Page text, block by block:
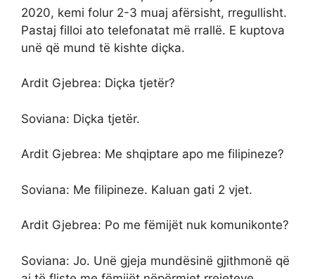
2020, kemi folur 2-3 muaj afërsisht, rregullisht.
Pastaj filloi ato telefonatat më rrallë. E kuptova
unë që mund të kishte diçka.
Ardit Gjebrea: Diçka tjetër?
Soviana: Diçka tjetër.
Ardit Gjebrea: Me shqiptare apo me filipineze?
Soviana: Me filipineze. Kaluan gati 2 vjet.
Ardit Gjebrea: Po me fëmijët nuk komunikonte?
Soviana: Jo. Unë gjeja mundësinë gjithmonë që